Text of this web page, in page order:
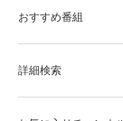
おすすめ番組
詳細検索